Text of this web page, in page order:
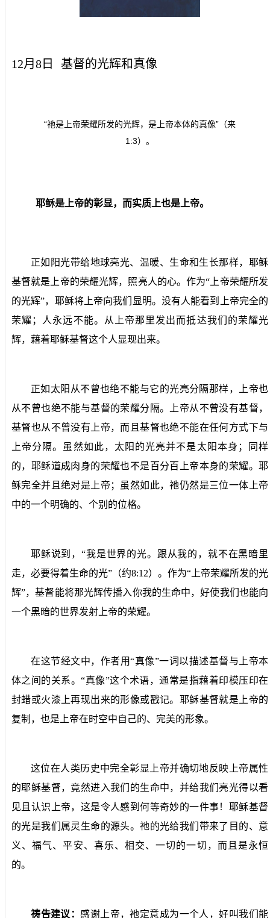
12月8日 基督的光辉和真像
“祂是上帝荣耀所发的光辉，是上帝本体的真像”（来
1:3）。
耶稣是上帝的彰显，而实质上也是上帝。
正如阳光带给地球亮光、温暖、生命和生长那样，耶稣
基督就是上帝的荣耀光辉，照亮人的心。作为“上帝荣耀所发
的光辉”，耶稣将上帝向我们显明。没有人能看到上帝完全的
荣耀；人永远不能。从上帝那里发出而抵达我们的荣耀光
辉，藉着耶稣基督这个人显现出来。
正如太阳从不曾也绝不能与它的光亮分隔那样，上帝也
从不曾也绝不能与基督的荣耀分隔。上帝从不曾没有基督，
基督也从不曾没有上帝，而且基督也绝不能在任何方式下与
上帝分隔。虽然如此，太阳的光亮并不是太阳本身；同样
的，耶稣道成肉身的荣耀也不是百分百上帝本身的荣耀。耶
稣完全并且绝对是上帝；虽然如此，祂仍然是三位一体上帝
中的一个明确的、个别的位格。
耶稣说到，“我是世界的光。跟从我的，就不在黑暗里
走，必要得着生命的光”（约8:12）。作为“上帝荣耀所发的光
辉”，基督能将那光辉传播入你我的生命中，好使我们也能向
一个黑暗的世界发射上帝的荣耀。
在这节经文中，作者用“真像”一词以描述基督与上帝本
体之间的关系。“真像”这个术语，通常是指藉着印模压印在
封蜡或火漆上再现出来的形像或戳记。耶稣基督就是上帝的
复制，也是上帝在时空中自己的、完美的形象。
这位在人类历史中完全彰显上帝并确切地反映上帝属性
的耶稣基督，竟然进入我们的生命中，并给我们亮光得以看
见且认识上帝，这是令人感到何等奇妙的一件事！耶稣基督
的光是我们属灵生命的源头。祂的光给我们带来了目的、意
义、福气、平安、喜乐、相交、一切的一切，而且是永恒
的。
祷告建议：感谢上帝，祂定意成为一个人，好叫我们能